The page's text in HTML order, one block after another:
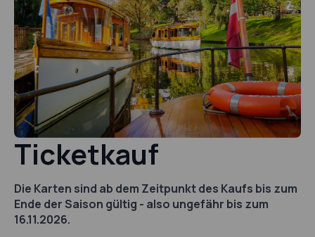
Ticketkauf
Die Karten sind ab dem Zeitpunkt des Kaufs bis zum
Ende der Saison gültig - also ungefähr bis zum
16.11.2026.